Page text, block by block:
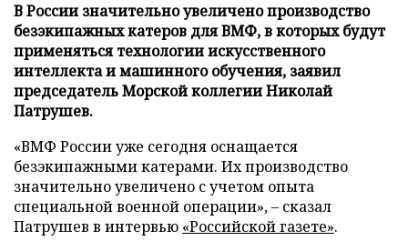
В России значительно увеличено производство
безэкипажных катеров для ВМФ, в которых будут
применяться технологии искусственного
интеллекта и машинного обучения, заявил
председатель Морской коллегии Николай
Патрушев.
«ВМФ России уже сегодня оснащается
безэкипажными катерами. Их производство
значительно увеличено с учетом опыта
специальной военной операции», – сказал
Патрушев в интервью «Российской газете».